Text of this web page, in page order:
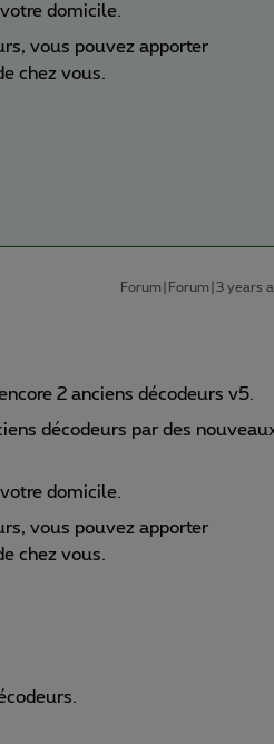
domicile.
vous pouvez apporter
chez vous.
Forum|Forum|3 years
2 anciens décodeurs v5.
décodeurs par des
domicile.
vous pouvez apporter
chez vous.